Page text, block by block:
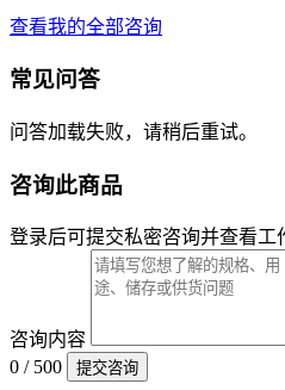
查看我的全部咨询
常见问答
问答加载失败，请稍后重试。
咨询此商品
登录后可提交私密咨询并查看工
咨询内容
0 / 500
提交咨询